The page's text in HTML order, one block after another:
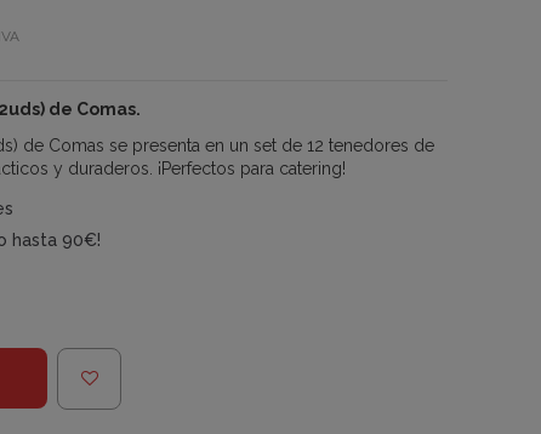
de Comas.
de Comas se presenta en un set de 12 tenedores de
y duraderos. ¡Perfectos para catering!
hasta 90€!